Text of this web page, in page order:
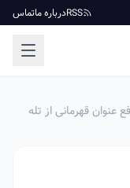
RSSدرباره ماتماس
مدافع عنوان قهرمانی از تله